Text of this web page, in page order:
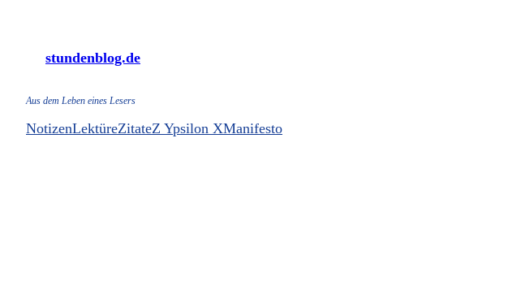
springenstundenblog.de
Aus dem Leben eines Lesers
NotizenLektüreZitateZ Ypsilon XManifesto